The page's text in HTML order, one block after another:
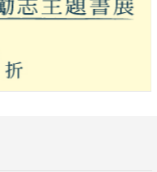
是上學，很自然將自己
，孩子執著單純的心念和